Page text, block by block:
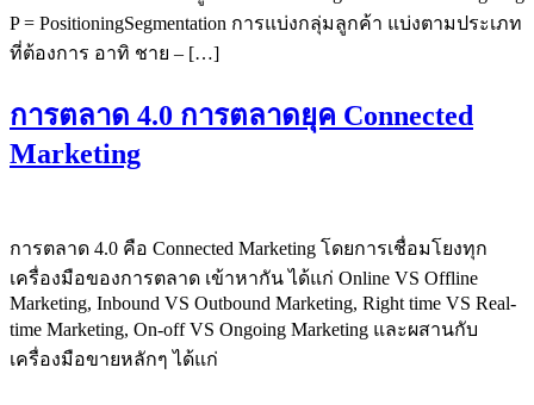
P = PositioningSegmentation การแบ่งกลุ่มลูกค้า แบ่งตามประเภท
ที่ต้องการ อาทิ ชาย – […]
การตลาด 4.0 การตลาดยุค Connected
Marketing
การตลาด 4.0 คือ Connected Marketing โดยการเชื่อมโยงทุก
เครื่องมือของการตลาด เข้าหากัน ได้แก่ Online VS Offline
Marketing, Inbound VS Outbound Marketing, Right time VS Real-
time Marketing, On-off VS Ongoing Marketing และผสานกับ
เครื่องมือขายหลักๆ ได้แก่